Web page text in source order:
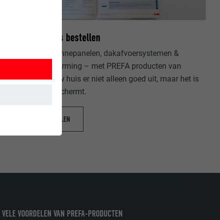
Gratis brochures bestellen
Daken, gevels, zonnepanelen, dakafvoersystemen &
hoogwaterbescherming – met PREFA producten van
aluminium ziet uw huis er niet alleen goed uit, maar het is
ook optimaal beschermt.
GRATIS BESTELLEN
VOORDELEN VAN PREFA-PRODUCTEN